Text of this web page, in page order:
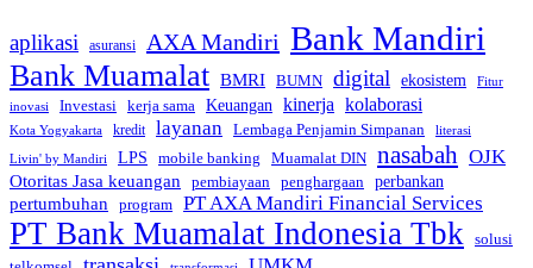
aplikasi asuransi AXA Mandiri Bank Mandiri
Bank Muamalat BMRI BUMN digital ekosistem Fitur
inovasi Investasi kerja sama Keuangan kinerja kolaborasi
Kota Yogyakarta kredit layanan Lembaga Penjamin Simpanan
literasi
Livin' by Mandiri
LPS mobile banking Muamalat DIN nasabah OJK
Otoritas Jasa keuangan pembiayaan penghargaan perbankan
pertumbuhan program PT AXA Mandiri Financial Services
PT Bank Muamalat Indonesia Tbk solusi